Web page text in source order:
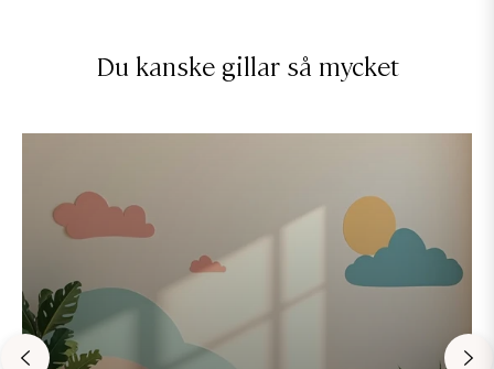
Du kanske gillar så mycket